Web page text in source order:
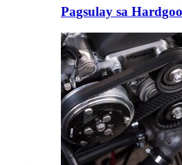
Pagsulay sa